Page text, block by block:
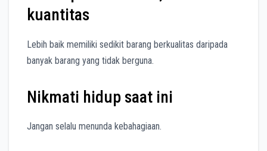
kuantitas
Lebih baik memiliki sedikit barang berkualitas daripada
banyak barang yang tidak berguna.
Nikmati hidup saat ini
Jangan selalu menunda kebahagiaan.